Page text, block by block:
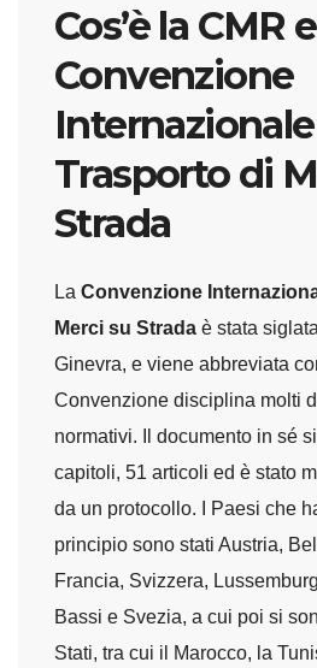
Cos’è la CMR
Convenzione
Trasporto di
Strada
La Convenzione
Merci su Strada è stata
Ginevra, e viene abbreviata
Convenzione disciplina molti
normativi. Il documento in sé
capitoli, 51 articoli ed è stato
da un protocollo. I Paesi che
principio sono stati Austria,
Francia, Svizzera,
Bassi e Svezia, a cui poi si
Stati, tra cui il Marocco, la